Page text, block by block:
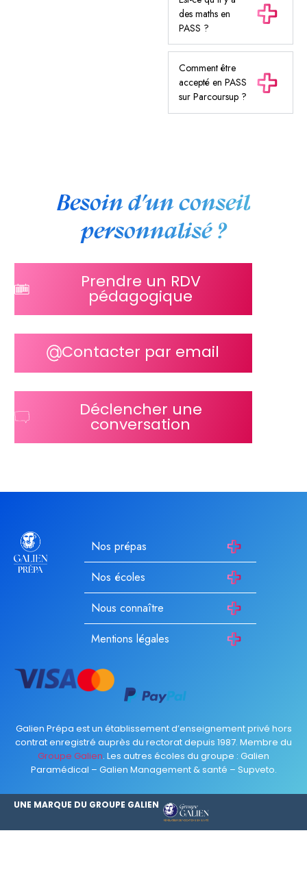
des maths en
PASS ?
Comment être
accepté en PASS
sur Parcoursup ?
Besoin d’un conseil
personnalisé ?
Prendre un RDV
pédagogique
Contacter par email
Déclencher une
conversation
Nos prépas
Nos écoles
Nous connaître
Mentions légales
Galien Prépa est un établissement d’enseignement privé hors
contrat enregistré auprès du rectorat depuis 1987. Membre du
Groupe Galien. Les autres écoles du groupe : Galien
Paramédical – Galien Management & santé – Supveto.
UNE MARQUE DU GROUPE GALIEN